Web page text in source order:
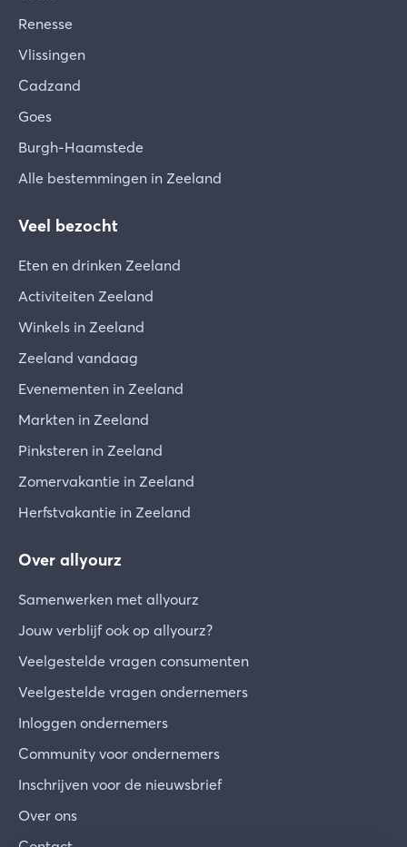
Renesse
Vlissingen
Cadzand
Goes
Burgh-Haamstede
Alle bestemmingen in Zeeland
Veel bezocht
Eten en drinken Zeeland
Activiteiten Zeeland
Winkels in Zeeland
Zeeland vandaag
Evenementen in Zeeland
Markten in Zeeland
Pinksteren in Zeeland
Zomervakantie in Zeeland
Herfstvakantie in Zeeland
Over allyourz
Samenwerken met allyourz
Jouw verblijf ook op allyourz?
Veelgestelde vragen consumenten
Veelgestelde vragen ondernemers
Inloggen ondernemers
Community voor ondernemers
Inschrijven voor de nieuwsbrief
Over ons